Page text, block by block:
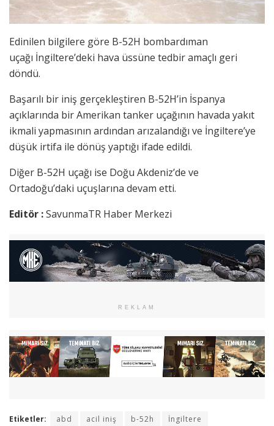
Edinilen bilgilere göre B-52H bombardıman
uçağı İngiltere’deki hava üssüne tedbir amaçlı geri
döndü.
Başarılı bir iniş gerçekleştiren B-52H’in İspanya
açıklarında bir Amerikan tanker uçağının havada yakıt
ikmali yapmasının ardından arızalandığı ve İngiltere’ye
düşük irtifa ile dönüş yaptığı ifade edildi.
Diğer B-52H uçağı ise Doğu Akdeniz’de ve
Ortadoğu’daki uçuşlarına devam etti.
Editör :SavunmaTR Haber Merkezi
REKLAM
Etiketler: abd acil iniş b-52h İngiltere